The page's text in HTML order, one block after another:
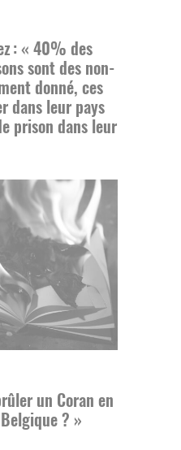
: « 40% des
sont des non-
donné, ces
dans leur pays
prison dans leur
un Coran en
? »